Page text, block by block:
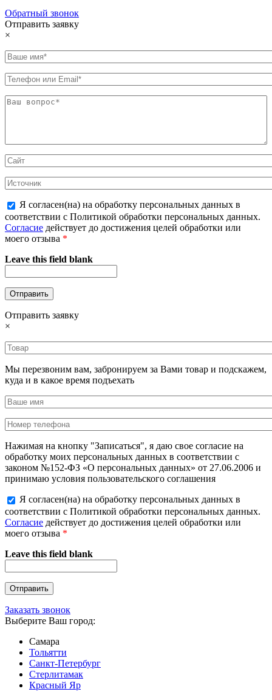
Обратный звонок
Отправить заявку
×
Я согласен(на) на обработку персональных данных в
соответствии с Политикой обработки персональных данных.
Согласие действует до достижения целей обработки или
моего отзыва *
Leave this field blank
Отправить заявку
×
Мы перезвоним вам, забронируем за Вами товар и подскажем,
куда и в какое время подъехать
Нажимая на кнопку "Записаться", я даю свое согласие на
обработку моих персональных данных в соответствии с
законом №152-ФЗ «О персональных данных» от 27.06.2006 и
принимаю условия пользовательского соглашения
Я согласен(на) на обработку персональных данных в
соответствии с Политикой обработки персональных данных.
Согласие действует до достижения целей обработки или
моего отзыва *
Leave this field blank
Заказать звонок
Выберите Ваш город:
Самара
Тольятти
Санкт-Петербург
Стерлитамак
Красный Яр